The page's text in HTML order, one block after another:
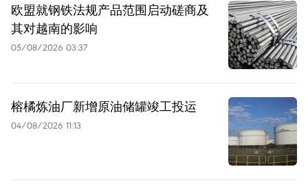
欧盟就钢铁法规产品范围启动磋商及
其对越南的影响
05/08/2026 03:37
榕橘炼油厂新增原油储罐竣工投运
04/08/2026 11:13